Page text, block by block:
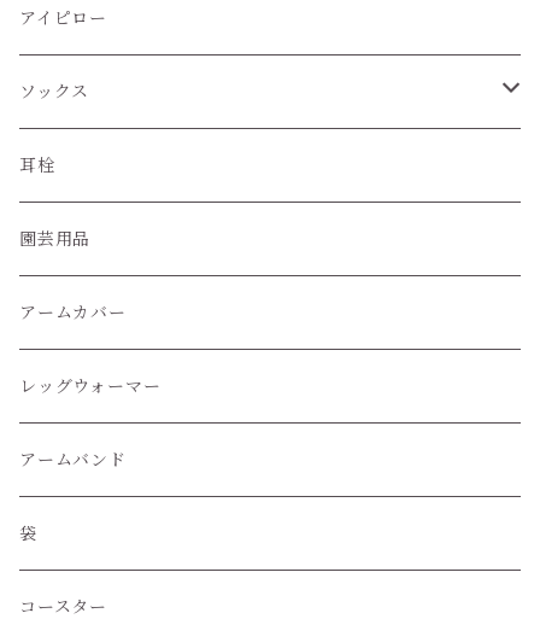
アイピロー
ソックス
ハイソックス
クルー丈ソックス
くるぶし丈ソックス
耳栓
園芸用品
アームカバー
レッグウォーマー
アームバンド
袋
コースター